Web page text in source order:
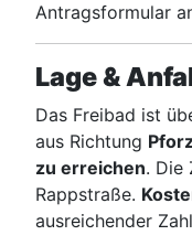
Antragsformular
Lage &
Das Freibad ist
aus Richtung
zu erreichen. Die
Rappstraße.
ausreichender